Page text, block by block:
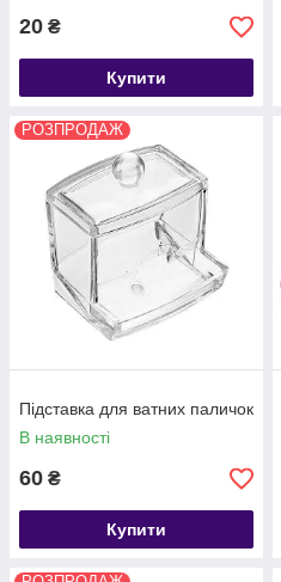
20 ₴
Купити
РОЗПРОДАЖ
Підставка для ватних паличок
В наявності
60 ₴
Купити